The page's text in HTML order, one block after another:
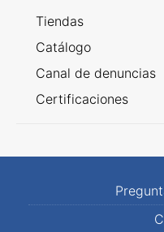
Tiendas
Catálogo
Canal de denuncias
Certificaciones